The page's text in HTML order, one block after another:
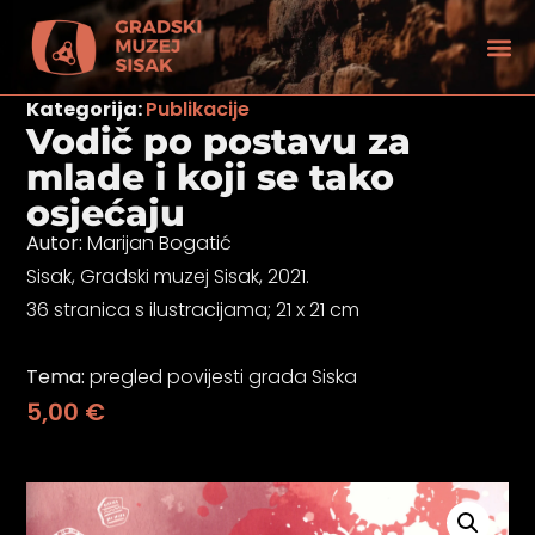
Kategorija:Publikacije
Vodič po postavu za
mlade i koji se tako
osjećaju
Autor: Marijan Bogatić
Sisak, Gradski muzej Sisak, 2021.
36 stranica s ilustracijama; 21 x 21 cm
Tema: pregled povijesti grada Siska
5,00 €